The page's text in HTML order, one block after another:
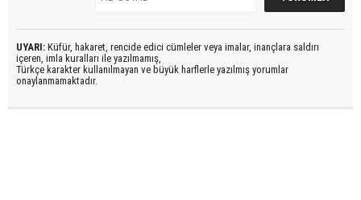
UYARI: Küfür, hakaret, rencide edici cümleler veya imalar, inançlara saldırı
içeren, imla kuralları ile yazılmamış,
Türkçe karakter kullanılmayan ve büyük harflerle yazılmış yorumlar
onaylanmamaktadır.